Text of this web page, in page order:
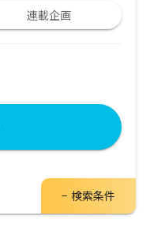
連載企画
検索条件